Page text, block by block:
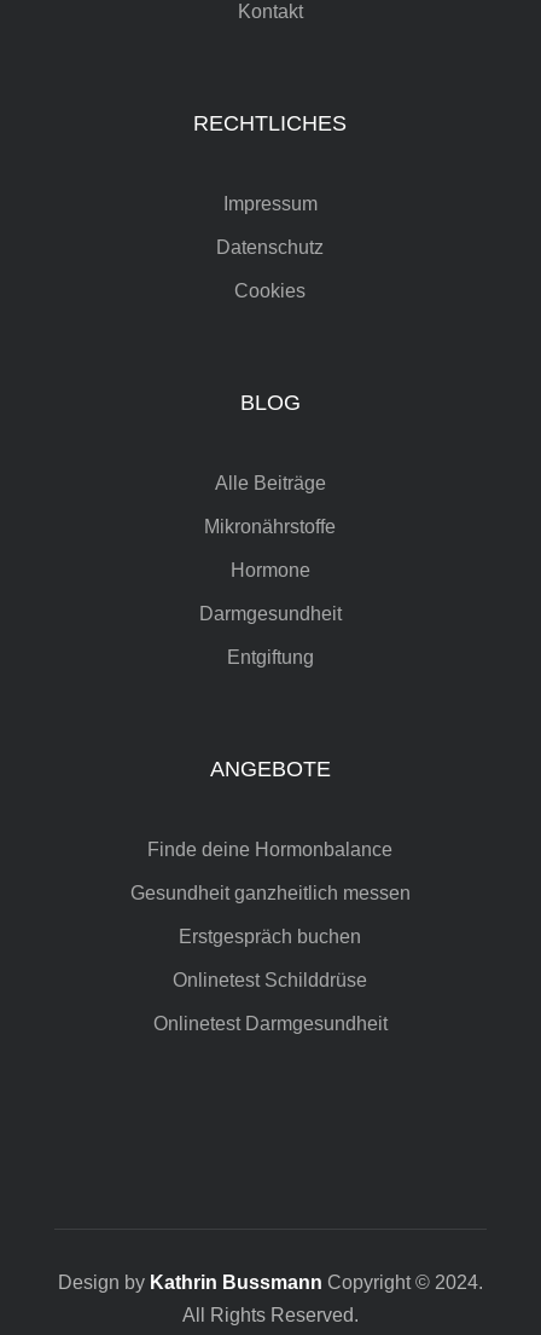
Kontakt
RECHTLICHES
Impressum
Datenschutz
Cookies
BLOG
Alle Beiträge
Mikronährstoffe
Hormone
Darmgesundheit
Entgiftung
ANGEBOTE
Finde deine Hormonbalance
Gesundheit ganzheitlich messen
Erstgespräch buchen
Onlinetest Schilddrüse
Onlinetest Darmgesundheit
Design by Kathrin Bussmann Copyright © 2024.
All Rights Reserved.